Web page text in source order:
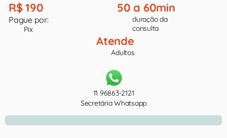
R$ 190
Pague por:
Pix
50 a 60min
duração da
consulta
Atende
Adultos
11 96863-2121
Secretária Whatsapp